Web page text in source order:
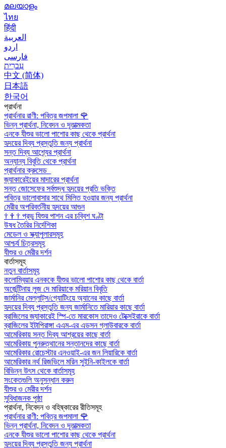
മലയാളം
ไทย
हिंदी
العربية
اردو
فارسی
עִברִית
中文 (简体)
日本語
한국어
প্রার্থনা
প্রার্থনার রাণী: পবিত্র জপমালা 🌹
ভিন্ন প্রার্থনা, নিবেদন ও দূতাত্মকতা
এনকে যীশুর ভালো পাশোর কাছ থেকে প্রার্থনা
হৃদয়ের দিব্য প্রস্তুতি জন্য প্রার্থনা
সন্ত দিব্য আশ্র্যের প্রার্থনা
অন্যান্য বিবৃতি থেকে প্রার্থনা
প্রার্থনার ক্রুসেড
জ্যাকারেইয়ের মাদারের প্রার্থনা
সন্ত জোসেফের সর্বশুদ্ধ হৃদয়ের প্রতি ভক্তি
পবিত্র ভালোবাসার সাথে মিলিত হওয়ার জন্য প্রার্থনা
মেরীর অপরিবর্তনীয় হৃদয়ের আগুন
† † † প্রভু যিশুর পাশন এর চব্বিশ ঘণ্টা
উষধ তৈরির নির্দেশিকা
মেডেল ও স্ক্যাপুলারসমূহ
আশ্চর্য চিত্রসমূহ
যীশুর ও মেরীর দর্শন
বার্তাসমূহ
নতুন বার্তাসমূহ
কলোম্বিয়ার এনককে যীশুর ভালো পাশোর কাছ থেকে বার্তা
অর্জেন্টিনায় লুজ দে মারিয়াকে মরিয়ান বিবৃতি
জার্মানির মেল্লাট্‌স/গ্যোটিংয়ে অ্যানের কাছে বার্তা
হৃদয়ের দিব্য প্রস্তুতি জন্য জার্মানিতে মারিয়ার কাছে বার্তা
ব্রাজিলের জ্যাকারেই স্পি-তে মারকোস তাদেও টেক্সেইরাকে বার্তা
ব্রাজিলের ইটাপিরাঙ্গা এএম-এর এডসন গ্লাউবারকে বার্তা
আমেরিকায় সন্ত দিব্য আশ্রয়ের কাছে বার্তা
আমেরিকায় পুনরুত্থানের সন্তানদের কাছে বার্তা
আমেরিকার রোচেস্টার এনওয়াই-এর জন লিয়ারিকে বার্তা
আমেরিকার নর্থ রিজভিলে মরিন সুইনি-কাইলকে বার্তা
বিভিন্ন উৎস থেকে বার্তাসমূহ
সংকেতগুলি অনুসন্ধান করুন
যীশুর ও মেরীর দর্শন
সুবিধাজনক পৃষ্ঠা
প্রার্থনা, নিবেদন ও বহিষ্কারের রীতিসমূহ
প্রার্থনার রাণী: পবিত্র জপমালা 🌹
ভিন্ন প্রার্থনা, নিবেদন ও দূতাত্মকতা
এনকে যীশুর ভালো পাশোর কাছ থেকে প্রার্থনা
হৃদয়ের দিব্য প্রস্তুতি জন্য প্রার্থনা